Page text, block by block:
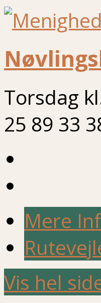
Torsdag
25 89 33
Mere
Vis hel